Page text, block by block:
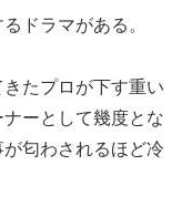
ドラマがある。
たプロが下す重い
ーとして幾度とな
匂わされるほど冷